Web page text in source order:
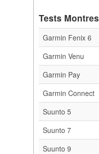
Tests Montres
Garmin Fenix 6
Garmin Venu
Garmin Pay
Garmin Connect
Suunto 5
Suunto 7
Suunto 9